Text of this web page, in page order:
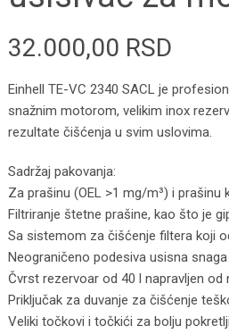
32.000,00 RSD
Einhell TE-VC 2340 SACL je
snažnim motorom, velikim inox
rezultate čišćenja u svim uslovima.
Sadržaj pakovanja:
Za prašinu (OEL >1 mg/m³) i
Filtriranje štetne prašine, kao što je
Sa sistemom za čišćenje filtera koji
Neograničeno podesiva usisna
Čvrst rezervoar od 40 l napravljen od
Priključak za duvanje za čišćenje
Veliki točkovi i točkići za bolju